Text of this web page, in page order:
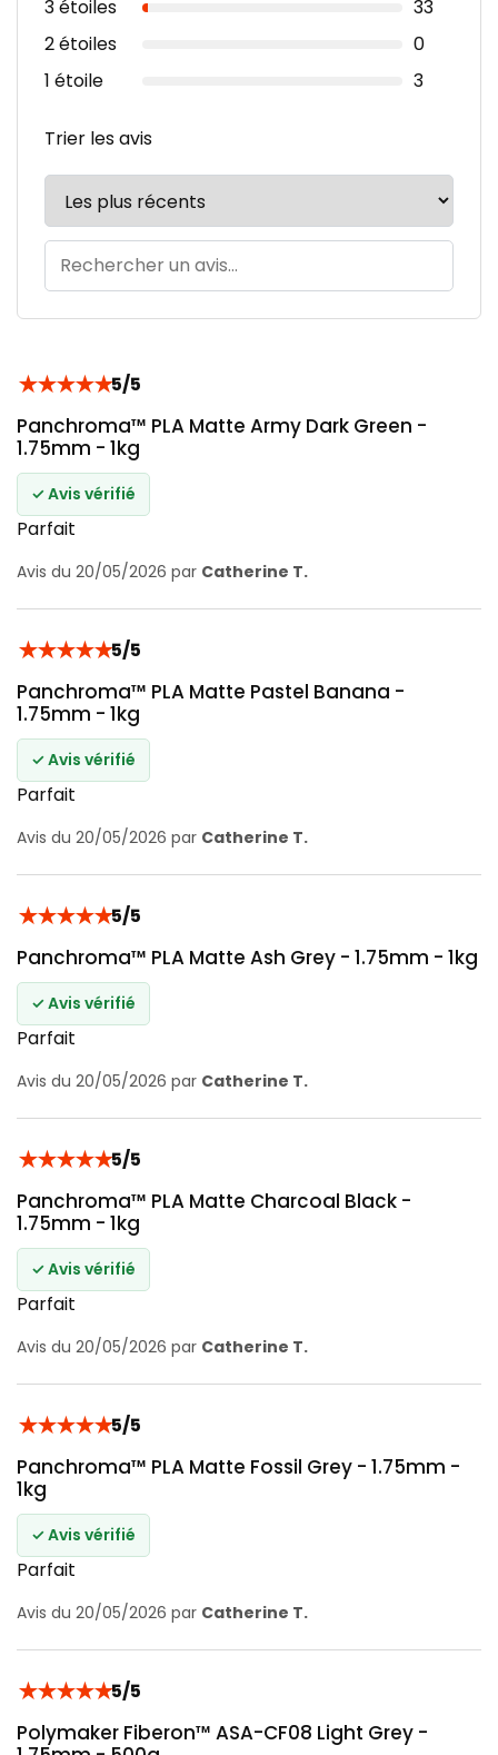
3 étoiles
33
2 étoiles
0
1 étoile
3
Trier les avis
★★★★★5/5
Panchroma™ PLA Matte Army Dark Green -
1.75mm - 1kg
✓ Avis vérifié
Parfait
Avis du 20/05/2026 par Catherine T.
★★★★★5/5
Panchroma™ PLA Matte Pastel Banana -
1.75mm - 1kg
✓ Avis vérifié
Parfait
Avis du 20/05/2026 par Catherine T.
★★★★★5/5
Panchroma™ PLA Matte Ash Grey - 1.75mm - 1kg
✓ Avis vérifié
Parfait
Avis du 20/05/2026 par Catherine T.
★★★★★5/5
Panchroma™ PLA Matte Charcoal Black -
1.75mm - 1kg
✓ Avis vérifié
Parfait
Avis du 20/05/2026 par Catherine T.
★★★★★5/5
Panchroma™ PLA Matte Fossil Grey - 1.75mm -
1kg
✓ Avis vérifié
Parfait
Avis du 20/05/2026 par Catherine T.
★★★★★5/5
Polymaker Fiberon™ ASA-CF08 Light Grey -